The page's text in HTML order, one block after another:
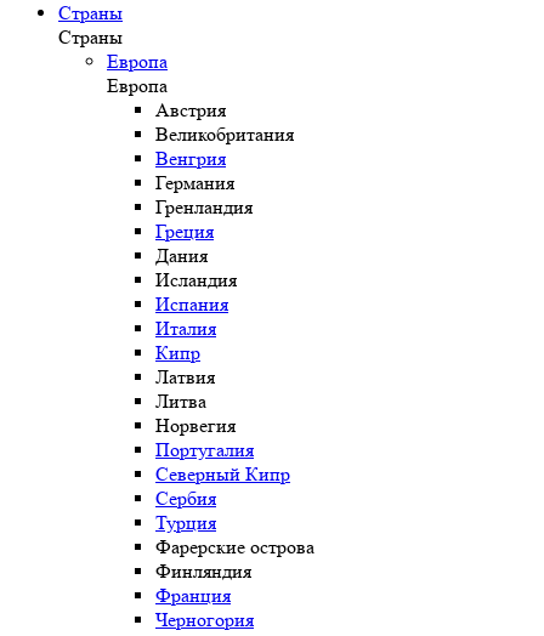
Страны
Страны
Европа
Европа
Австрия
Великобритания
Венгрия
Германия
Гренландия
Греция
Дания
Исландия
Испания
Италия
Кипр
Латвия
Литва
Норвегия
Португалия
Северный Кипр
Сербия
Турция
Фарерские острова
Финляндия
Франция
Черногория